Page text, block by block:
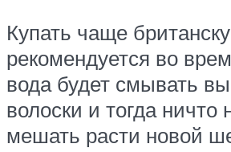
Купать чаще
рекомендуется во
вода будет смывать
волоски и тогда ничто
мешать расти новой